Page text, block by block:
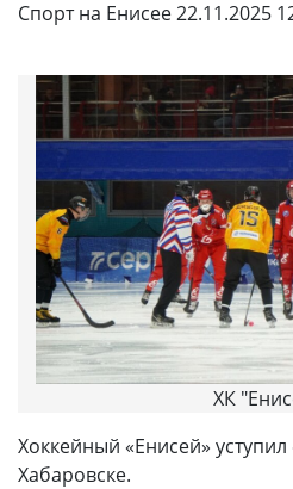
Спорт на Енисее22.11.2025
ХК
Хоккейный «Енисей»
Хабаровске.